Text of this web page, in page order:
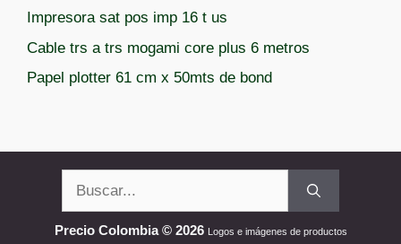
Impresora sat pos imp 16 t us
Cable trs a trs mogami core plus 6 metros
Papel plotter 61 cm x 50mts de bond
Precio Colombia © 2026 Logos e imágenes de productos